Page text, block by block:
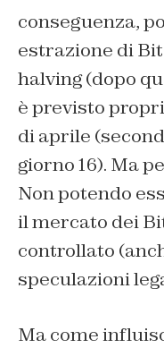
conseguenza,
estrazione di
halving (dopo
è previsto
di aprile
giorno 16). Ma
Non potendo
il mercato dei
controllato
speculazioni
Ma come